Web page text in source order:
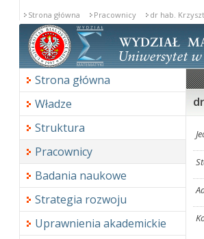
Strona główna Pracownicy dr hab.
Strona główna
Władze
Struktura
Pracownicy
Badania naukowe
Strategia rozwoju
Uprawnienia akademickie